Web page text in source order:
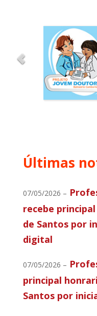
Últimas
07/05/2026 –
recebe
de Santos por
digital
07/05/2026 –
principal
Santos por